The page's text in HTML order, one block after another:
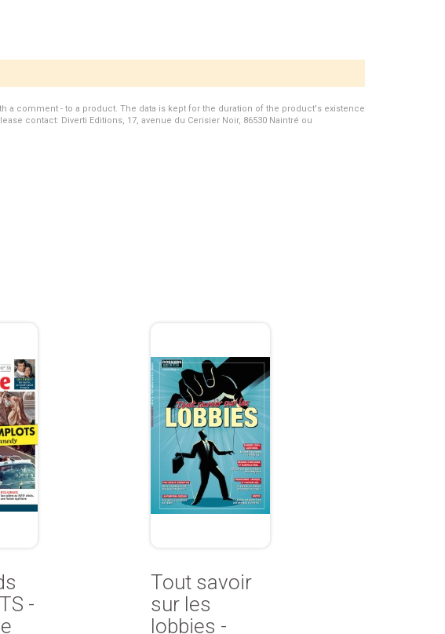
comment - to a product. The data is kept for the duration of the product's existence
contact: Diverti Editions, 17, avenue du Cerisier Noir, 86530 Naintré ou
-
Tout savoir
sur les
lobbies -